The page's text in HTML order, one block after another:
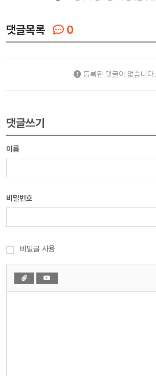
댓글목록 0
등록된 댓글이 없습니다.
댓글쓰기
이름
비밀번호
비밀글 사용